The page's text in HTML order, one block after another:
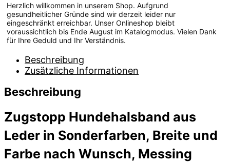
Herzlich willkommen in unserem Shop. Aufgrund
gesundheitlicher Gründe sind wir derzeit leider nur
eingeschränkt erreichbar. Unser Onlineshop bleibt
voraussichtlich bis Ende August im Katalogmodus. Vielen Dank
für Ihre Geduld und Ihr Verständnis.
Beschreibung
Zusätzliche Informationen
Beschreibung
Zugstopp Hundehalsband aus
Leder in Sonderfarben, Breite und
Farbe nach Wunsch, Messing